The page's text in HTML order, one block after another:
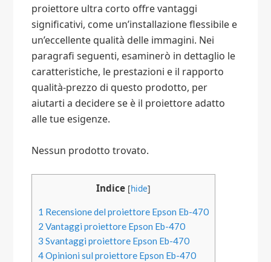
proiettore ultra corto offre vantaggi
significativi, come un’installazione flessibile e
un’eccellente qualità delle immagini. Nei
paragrafi seguenti, esaminerò in dettaglio le
caratteristiche, le prestazioni e il rapporto
qualità-prezzo di questo prodotto, per
aiutarti a decidere se è il proiettore adatto
alle tue esigenze.
Nessun prodotto trovato.
Indice [hide]
1 Recensione del proiettore Epson Eb-470
2 Vantaggi proiettore Epson Eb-470
3 Svantaggi proiettore Epson Eb-470
4Opinioni sul proiettore Epson Eb-470